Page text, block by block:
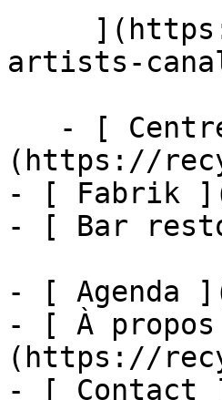
artists-
(https://
- [ Fabrik
- [ Bar
- [ Agenda
- [ À
(https://
- [ Contact